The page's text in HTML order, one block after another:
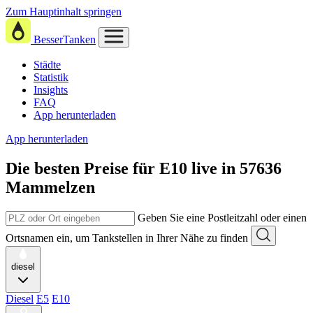
Zum Hauptinhalt springen
BesserTanken
Städte
Statistik
Insights
FAQ
App herunterladen
App herunterladen
Die besten Preise für E10 live in 57636
Mammelzen
Geben Sie eine Postleitzahl oder einen
Ortsnamen ein, um Tankstellen in Ihrer Nähe zu finden
diesel
Diesel E5 E10